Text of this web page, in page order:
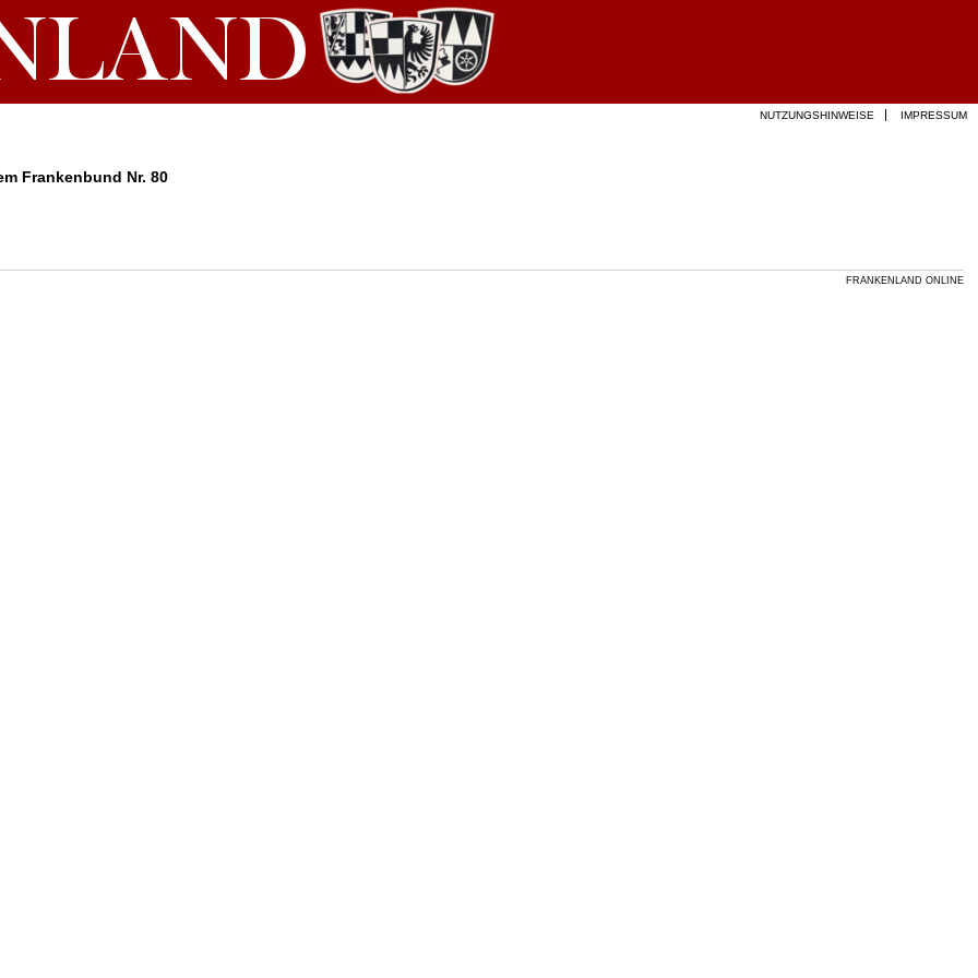
Frankenbund Nr. 80
FRANKENLAND ONLINE
NUTZUNGSHINWEISE
IMPRESSUM